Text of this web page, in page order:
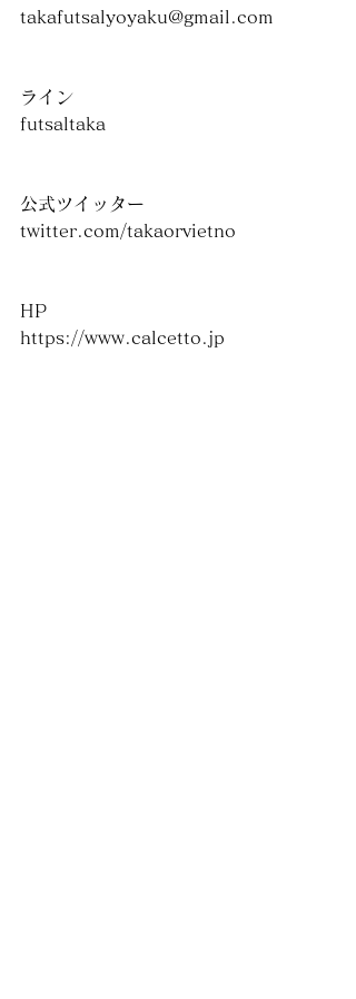
takafutsalyoyaku@gmail.com
ライン
futsaltaka
公式ツイッター
twitter.com/takaorvietno
HP
https://www.calcetto.jp